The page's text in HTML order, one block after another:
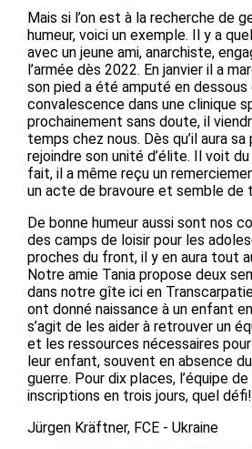
Mais si l’on est à la recherche de
humeur, voici un exemple. Il y a
avec un jeune ami, anarchiste,
l’armée dès 2022. En janvier il a
son pied a été amputé en
convalescence dans une clinique
prochainement sans doute, il
temps chez nous. Dès qu’il aura
rejoindre son unité d’élite. Il voit du
fait, il a même reçu un
un acte de bravoure et semble de
De bonne humeur aussi sont nos
des camps de loisir pour les
proches du front, il y en aura tout
Notre amie Tania propose deux
dans notre gîte ici en
ont donné naissance à un enfant
s’agit de les aider à retrouver un
et les ressources nécessaires
leur enfant, souvent en absence
guerre. Pour dix places, l’équipe
inscriptions en trois jours, quel défi!
Jürgen Kräftner, FCE - Ukraine